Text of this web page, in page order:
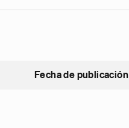
Fecha de publicación